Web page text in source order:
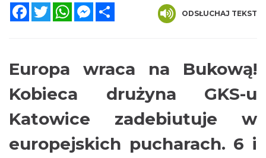
FacebookTwitterWhatsAppMessenger
ODSŁUCHAJ TEKST
Europa wraca na Bukową!
Kobieca drużyna GKS-u
Katowice zadebiutuje w
europejskich pucharach. 6 i